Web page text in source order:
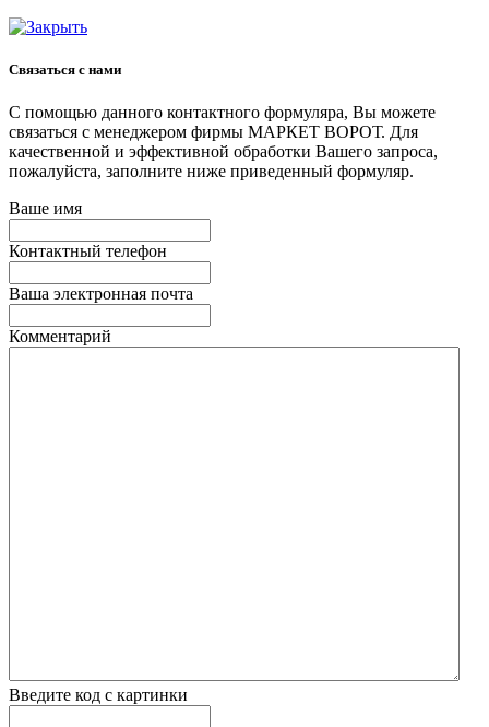
Связаться с нами
С помощью данного контактного формуляра, Вы можете
связаться с менеджером фирмы МАРКЕТ ВОРОТ. Для
качественной и эффективной обработки Вашего запроса,
пожалуйста, заполните ниже приведенный формуляр.
Ваше имя
Контактный телефон
Ваша электронная почта
Комментарий
Введите код с картинки